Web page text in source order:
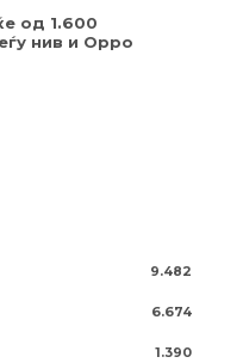
од 1.600
нив и Oppo
9.482
6.674
1.390